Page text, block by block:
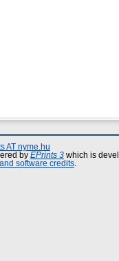
AT nyme.hu
by EPrints 3 which is
software credits